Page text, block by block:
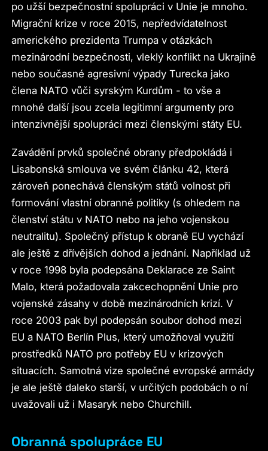
po užší bezpečnostní spolupráci v Unie je mnoho.
Migrační krize v roce 2015, nepředvídatelnost
amerického prezidenta Trumpa v otázkách
mezinárodní bezpečnosti, vleklý konflikt na Ukrajině
nebo současné agresivní výpady Turecka jako
člena NATO vůči syrským Kurdům - to vše a
mnohé další jsou zcela legitimní argumenty pro
intenzivnější spolupráci mezi členskými státy EU.
Zavádění prvků společné obrany předpokládá i
Lisabonská smlouva ve svém článku 42, která
zároveň ponechává členským států volnost při
formování vlastní obranné politiky (s ohledem na
členství státu v NATO nebo na jeho vojenskou
neutralitu). Společný přístup k obraně EU vychází
ale ještě z dřívějších dohod a jednání. Například už
v roce 1998 byla podepsána Deklarace ze Saint
Malo, která požadovala zakcechopnění Unie pro
vojenské zásahy v době mezinárodních krizí. V
roce 2003 pak byl podepsán soubor dohod mezi
EU a NATO Berlín Plus, který umožňoval využití
prostředků NATO pro potřeby EU v krizových
situacích. Samotná vize společné evropské armády
je ale ještě daleko starší, v určitých podobách o ní
uvažovali už i Masaryk nebo Churchill.
Obranná spolupráce EU